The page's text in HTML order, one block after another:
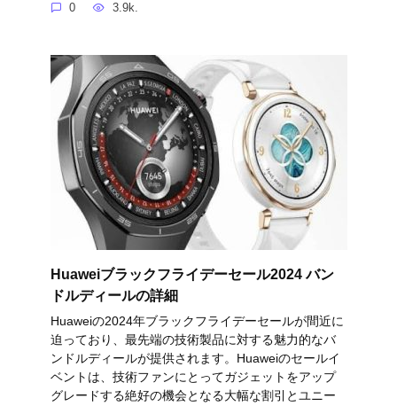
0 3.9k.
Huaweiブラックフライデーセール2024 バン
ドルディールの詳細
Huaweiの2024年ブラックフライデーセールが間近に
迫っており、最先端の技術製品に対する魅力的なバ
ンドルディールが提供されます。Huaweiのセールイ
ベントは、技術ファンにとってガジェットをアップ
グレードする絶好の機会となる大幅な割引とユニー